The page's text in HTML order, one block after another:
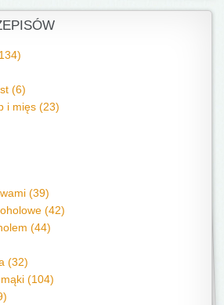
(6)
i mięs (23)
(39)
(42)
(44)
(32)
(104)